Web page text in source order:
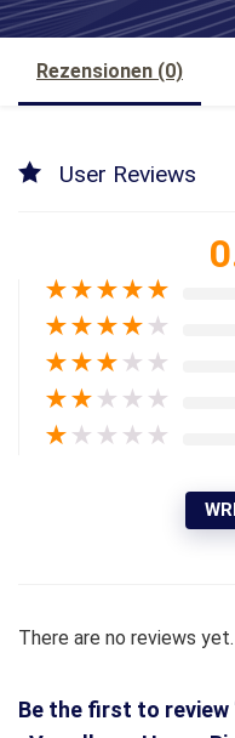
Rezensionen (0)
User Reviews
★★★★★
★★★★ ★
★★★ ★ ★
★★ ★ ★ ★
★ ★ ★ ★ ★
There are no reviews yet.
Be the first to review